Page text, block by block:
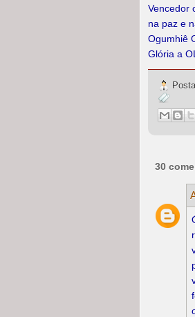
Vencedor
na paz e
Ogumhiê
Glória a
30